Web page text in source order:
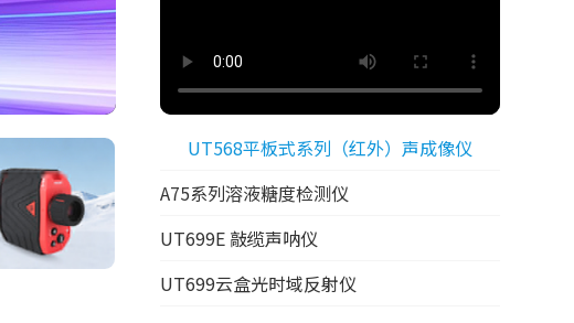
UT568平板式系列（红外）声成像仪
A75系列溶液糖度检测仪
UT699E 敲缆声呐仪
UT699云盒光时域反射仪